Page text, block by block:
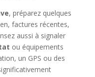
, préparez quelques
factures récentes,
aussi à signaler
ou équipements
un GPS ou des